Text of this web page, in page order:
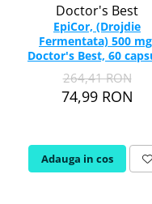
Doctor's Best
EpiCor, (Drojdie
Fermentata) 500
Doctor's Best, 60
264,41 RON
74,99 RON
Adauga in cos